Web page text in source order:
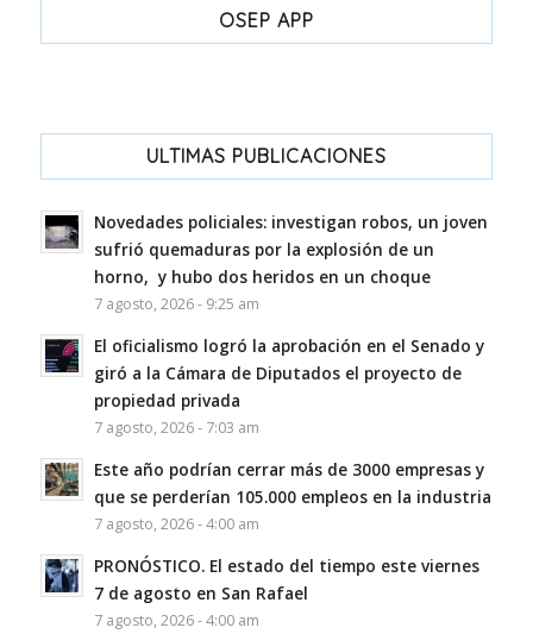
OSEP APP
ULTIMAS PUBLICACIONES
Novedades policiales: investigan robos, un joven
sufrió quemaduras por la explosión de un
horno, y hubo dos heridos en un choque
7 agosto, 2026 - 9:25 am
El oficialismo logró la aprobación en el Senado y
giró a la Cámara de Diputados el proyecto de
propiedad privada
7 agosto, 2026 - 7:03 am
Este año podrían cerrar más de 3000 empresas y
que se perderían 105.000 empleos en la industria
7 agosto, 2026 - 4:00 am
PRONÓSTICO. El estado del tiempo este viernes
7 de agosto en San Rafael
7 agosto, 2026 - 4:00 am